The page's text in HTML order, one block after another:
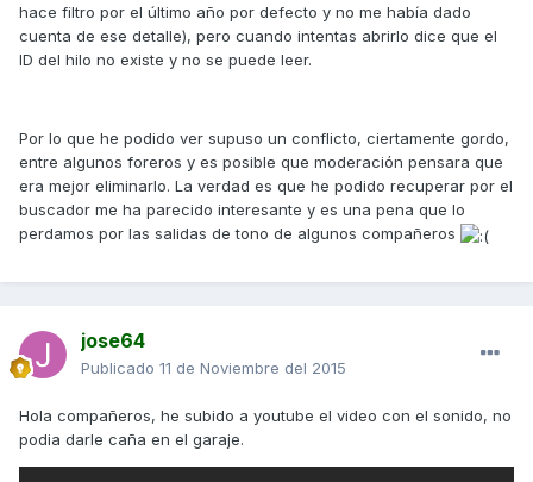
hace filtro por el último año por defecto y no me había dado
cuenta de ese detalle), pero cuando intentas abrirlo dice que el
ID del hilo no existe y no se puede leer.
Por lo que he podido ver supuso un conflicto, ciertamente gordo,
entre algunos foreros y es posible que moderación pensara que
era mejor eliminarlo. La verdad es que he podido recuperar por el
buscador me ha parecido interesante y es una pena que lo
perdamos por las salidas de tono de algunos compañeros
jose64
Publicado 11 de Noviembre del 2015
Hola compañeros, he subido a youtube el video con el sonido, no
podia darle caña en el garaje.